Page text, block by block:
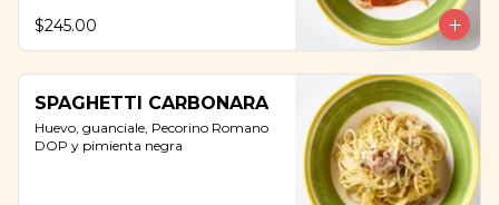
$245.00
SPAGHETTI CARBONARA
Huevo, guanciale, Pecorino Romano
DOP y pimienta negra